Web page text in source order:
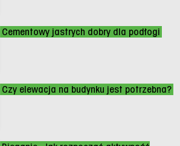
Cementowy jastrych dobry dla podłogi
Czy elewacja na budynku jest potrzebna?